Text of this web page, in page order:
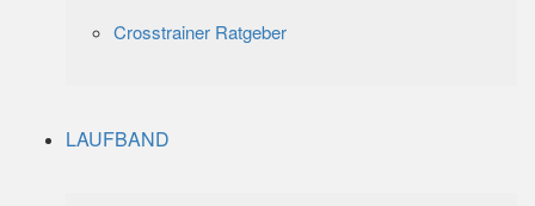
Crosstrainer Ratgeber
LAUFBAND